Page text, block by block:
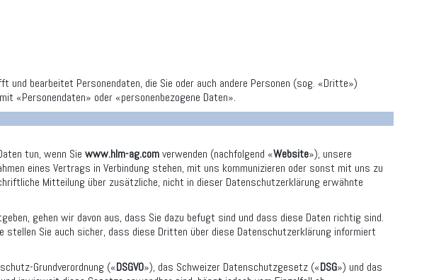
und bearbeitet Personendaten, die Sie oder auch andere Personen (sog. «Dritte»)
«Personendaten» oder «personenbezogene Daten».
tun, wenn Sie www.hlm-ag.comverwenden (nachfolgend «Website»), unsere
eines Vertrags in Verbindung stehen, mit uns kommunizieren oder sonst mit uns zu
Mitteilung über zusätzliche, nicht in dieser Datenschutzerklärung erwähnte
gehen wir davon aus, dass Sie dazu befugt sind und dass diese Daten richtig sind.
Sie auch sicher, dass diese Dritten über diese Datenschutzerklärung informiert
Grundverordnung («DSGVO»), das Schweizer Datenschutzgesetz («DSG») und das